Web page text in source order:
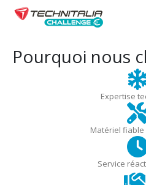
Pourquoi nous
Expertise
Matériel
Service